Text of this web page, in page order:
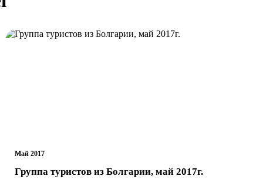
Май 2017
Группа туристов из Болгарии, май 2017г.